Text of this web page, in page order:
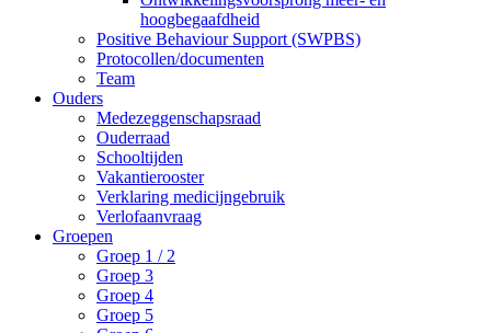
hoogbegaafdheid
Positive Behaviour Support (SWPBS)
Protocollen/documenten
Team
Ouders
Medezeggenschapsraad
Ouderraad
Schooltijden
Vakantierooster
Verklaring medicijngebruik
Verlofaanvraag
Groepen
Groep 1 / 2
Groep 3
Groep 4
Groep 5